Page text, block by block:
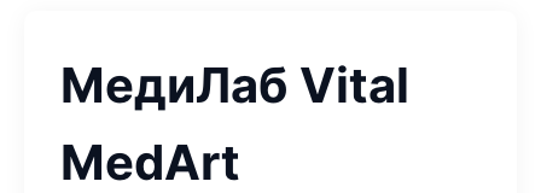
МедиЛаб Vital
MedArt